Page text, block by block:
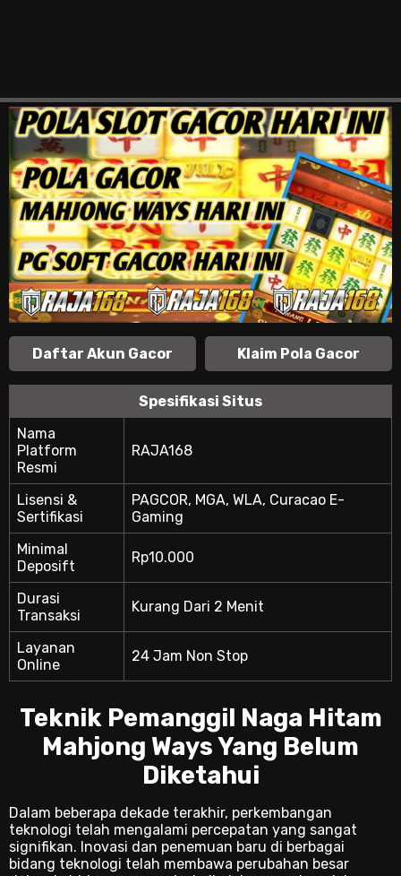
Daftar Akun Gacor Klaim Pola Gacor
Spesifikasi Situs
Nama
Platform
Resmi
RAJA168
Lisensi &
Sertifikasi
PAGCOR, MGA, WLA, Curacao E-
Gaming
Minimal
Deposift
Rp10.000
Durasi
Transaksi
Kurang Dari 2 Menit
Layanan
Online
24 Jam Non Stop
Teknik Pemanggil Naga Hitam
Mahjong Ways Yang Belum
Diketahui
Dalam beberapa dekade terakhir, perkembangan
teknologi telah mengalami percepatan yang sangat
signifikan. Inovasi dan penemuan baru di berbagai
bidang teknologi telah membawa perubahan besar